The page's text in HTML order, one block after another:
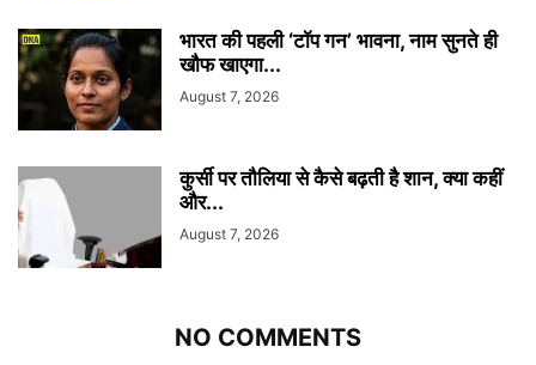
भारत की पहली ‘टॉप गन’ भावना, नाम सुनते ही
खौफ खाएगा...
August 7, 2026
कुर्सी पर तौलिया से कैसे बढ़ती है शान, क्या कहीं
और...
August 7, 2026
NO COMMENTS